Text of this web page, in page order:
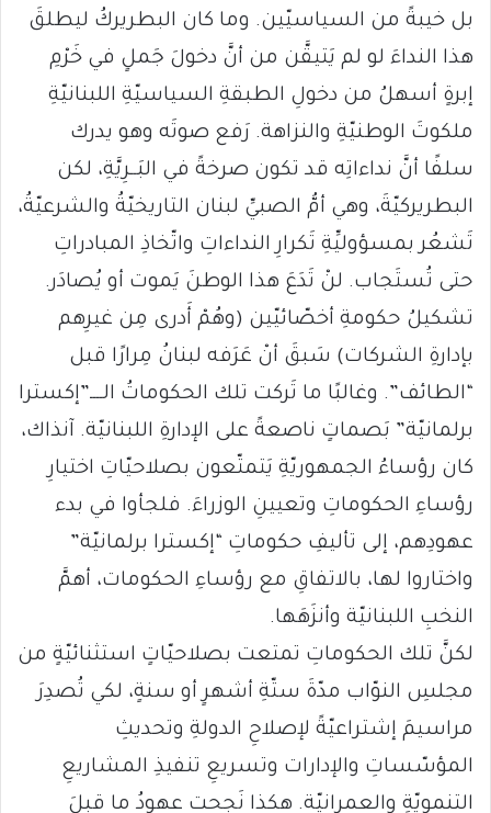
بل خيبةً من السياسيّين. وما كان البطريركُ ليطلقَ
هذا النداءَ لو لم يَتيقَّن من أنَّ دخولَ جَملٍ في خَرْمِ
إبرةٍ أسهلُ من دخولِ الطبقةِ السياسيّةِ اللبنانيّةِ
ملكوتَ الوطنيّةِ والنزاهة. رَفع صوتَه وهو يدرك
سلفًا أنَّ نداءاتِه قد تكون صرخةً في البَــرِيَّةِ، لكن
البطريركيّةَ، وهي أمُّ الصبيِّ لبنان التاريخيّةُ والشرعيّةُ،
تَشعُر بمسؤوليِّةِ تَكرارِ النداءاتِ واتّخاذِ المبادراتِ
حتى تُستَجاب. لنْ تَدَعَ هذا الوطنَ يَموت أو يُصادَر.
تشكيلُ حكومةِ أخصّائيّين (وهُمْ أَدرى مِن غيرِهم
بإدارةِ الشركات) سَبقَ أنْ عَرَفه لبنانُ مِرارًا قبل
“الطائف”. وغالبًا ما تَركت تلك الحكوماتُ الــــ”إكسترا
برلمانيّة” بَصماتٍ ناصعةً على الإدارةِ اللبنانيّة. آنذاك،
كان رؤساءُ الجمهوريّةِ يَتمتّعون بصلاحيّاتِ اختيارِ
رؤساءِ الحكوماتِ وتعيينِ الوزراءَ. فلجأوا في بدء
عهودِهم، إلى تأليفِ حكوماتِ “إكسترا برلمانيّة”
واختاروا لها، بالاتفاقِ مع رؤساءِ الحكومات، أهمَّ
النخبِ اللبنانيّة وأنزَهَها.
لكنَّ تلك الحكوماتِ تمتعت بصلاحيّاتٍ استثنائيّةٍ من
مجلسِ النوّاب مدّةَ ستّةِ أشهرٍ أو سنةٍ، لكي تُصدِرَ
مراسيمَ إشتراعيّةً لإصلاحِ الدولةِ وتحديثِ
المؤسّساتِ والإدارات وتسريعِ تنفيذِ المشاريعِ
التنمويّةِ والعمرانيّة. هكذا نَجحت عهودُ ما قبلَ